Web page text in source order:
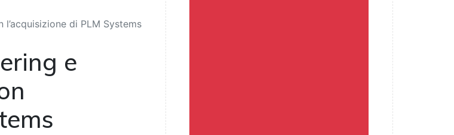
di PLM Systems
e